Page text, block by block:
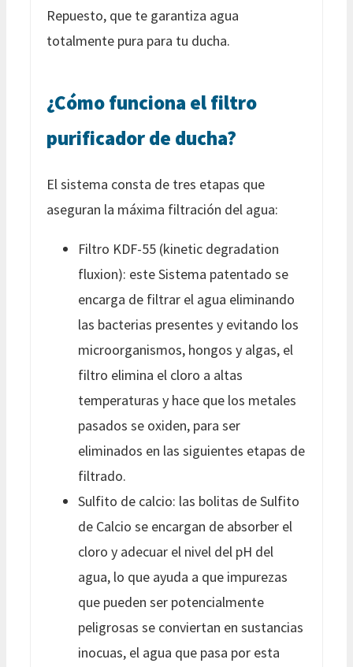
Repuesto, que te garantiza agua
totalmente pura para tu ducha.
¿Cómo funciona el filtro
purificador de ducha?
El sistema consta de tres etapas que
aseguran la máxima filtración del agua:
Filtro KDF-55 (kinetic degradation
fluxion): este Sistema patentado se
encarga de filtrar el agua eliminando
las bacterias presentes y evitando los
microorganismos, hongos y algas, el
filtro elimina el cloro a altas
temperaturas y hace que los metales
pasados se oxiden, para ser
eliminados en las siguientes etapas de
filtrado.
Sulfito de calcio: las bolitas de Sulfito
de Calcio se encargan de absorber el
cloro y adecuar el nivel del pH del
agua, lo que ayuda a que impurezas
que pueden ser potencialmente
peligrosas se conviertan en sustancias
inocuas, el agua que pasa por esta